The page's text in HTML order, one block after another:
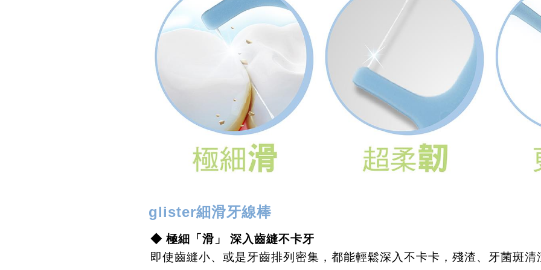
glister細滑牙線棒
◆ 極細「滑」 深入齒縫不卡牙
即使齒縫小、或是牙齒排列密集，都能輕鬆深入不卡卡，殘渣、牙菌斑清